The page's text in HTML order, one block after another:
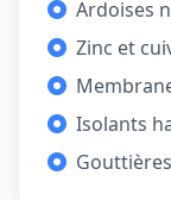
Ardoises
Zinc et
Isolants